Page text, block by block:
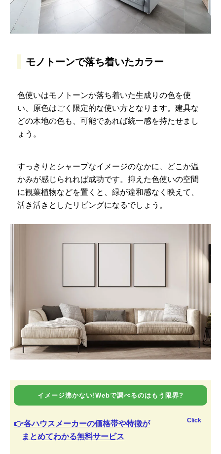
モノトーンで落ち着いたカラー
色使いはモノトーンか落ち着いた生成りの色を使
い、原色はごく限定的な使い方となります。建具な
どの木地の色も、可能であれば統一感を持たせまし
ょう。
すっきりとシャープなイメージのなかに、どこか温
かみが感じられれば成功です。抑えた色使いの空間
に観葉植物などを置くと、緑が違和感なく映えて、
活き活きとしたリビングになるでしょう。
イメージ沸かない!Webで調べるのはもう限界?
👉各ハウスメーカーの価格帯や特徴が
まとめてわかる無料サービス
Click